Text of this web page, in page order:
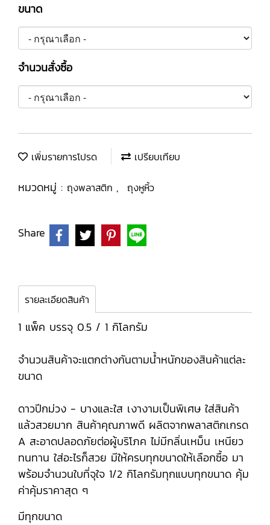
ขนาด
จำนวนสั่งซื้อ
เพิ่มรายการโปรด เปรียบเทียบ
หมวดหมู่ : ถุงพลาสติก , ถุงหูหิ้ว
Share
รายละเอียดสินค้า
1 แพ็ค บรรจุ 0.5 / 1 กิโลกรัม
จำนวนสินค้าจะแตกต่างกันตามน้ำหนักของสินค้าแต่ละ
ขนาด
ดาวปีกม่วง - บางและใส เงางามเป็นพิเศษ ใส่สินค้า
แล้วสวยมาก สินค้าคุณภาพดี ผลิตจากพลาสติกเกรด
A สะอาดปลอดภัยต่อผู้บริโภค ไม่มีกลิ่นเหม็น เหนียว
ทนทาน ใส่อะไรก็สวย มีให้ครบทุกขนาดให้เลือกซื้อ มา
พร้อมจำนวนใบที่จุใจ 1/2 กิโลกรัมทุกแบบทุกขนาด คุ้ม
ค่าคุ้มราคาสุด ๆ
มีทุกขนาด